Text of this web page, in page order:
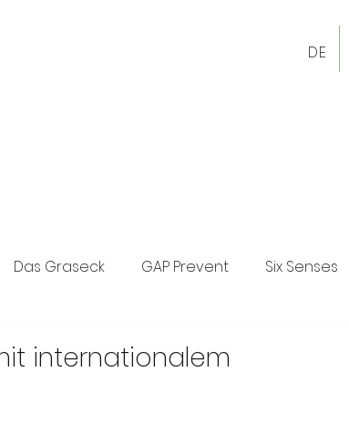
und Lifestyle.
DE
Das Graseck GAP Prevent Six Senses
internationalem